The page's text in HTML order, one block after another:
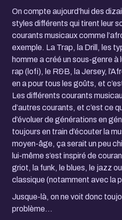
On compte aujourd’hui des
styles différents qui tirent leur
courants musicaux comme
exemple. La Trap, la Drill, les
homme a créé un sous-genre à
rap (lofi), le R&B, la Jersey,
en a pour tous les goûts, et
Les différents courants
d’autres courants, et c’est ce
d’évoluer de générations en
toujours en train d’écouter la
moyen-âge, ça serait un peu
lui-même s’est inspiré de
griot, la funk, le blues, le jazz
classique (notamment avec la
Jusque-là, on ne voit donc
problème...